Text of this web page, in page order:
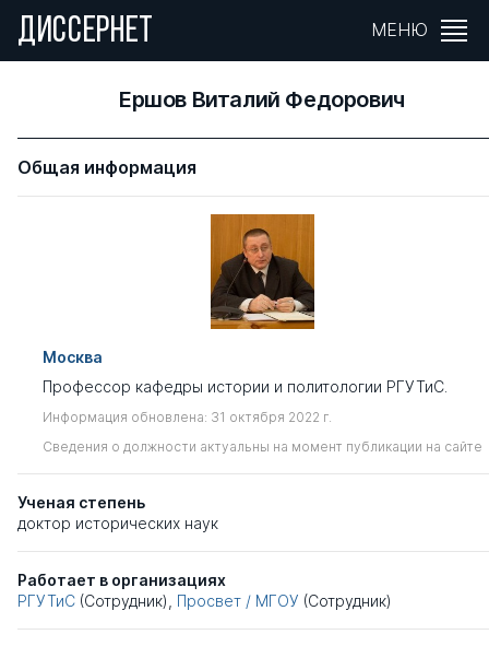
ДИССЕРНЕТ МЕНЮ
Ершов Виталий Федорович
Общая информация
Москва
Профессор кафедры истории и политологии РГУТиС.
Информация обновлена: 31 октября 2022 г.
Сведения о должности актуальны на момент публикации на сайте
Ученая степень
доктор исторических наук
Работает в организациях
РГУТиС (Сотрудник), Просвет / МГОУ (Сотрудник)